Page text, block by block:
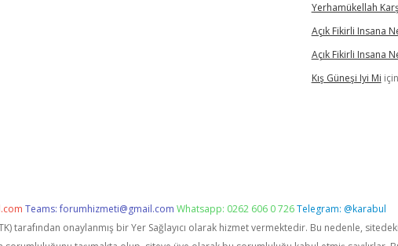
Yerhamükellah
Açık Fikirli Insana
Açık Fikirli Insana
Kış Güneşi Iyi Mi için
Teams:forumhizmeti@gmail.com Whatsapp: 0262 606 0 726Telegram: @karabul
tarafından onaylanmış bir Yer Sağlayıcı olarak hizmet vermektedir. Bu nedenle,